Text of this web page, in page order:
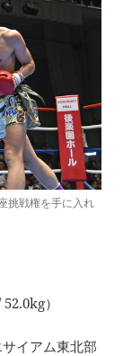
挑戦権を手に入れ
）
イアム東北部